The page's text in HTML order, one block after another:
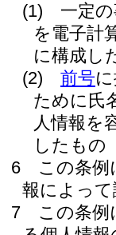
(1)
一定
を電子計
に構成し
(2)
前号
ために氏
人情報を
したもの
6
この条例
報によっ
7
この条例